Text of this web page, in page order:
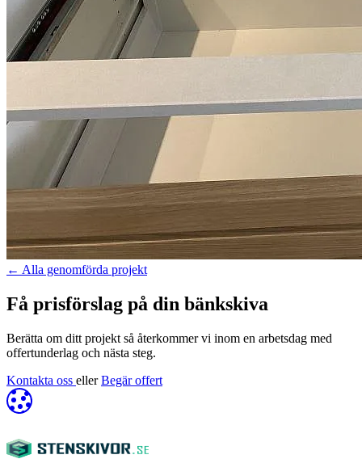
← Alla genomförda projekt
Få prisförslag på din bänkskiva
Berätta om ditt projekt så återkommer vi inom en arbetsdag med
offertunderlag och nästa steg.
Kontakta oss eller Begär offert